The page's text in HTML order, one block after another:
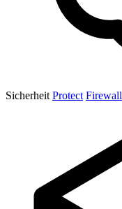
Sicherheit Protect Firewall